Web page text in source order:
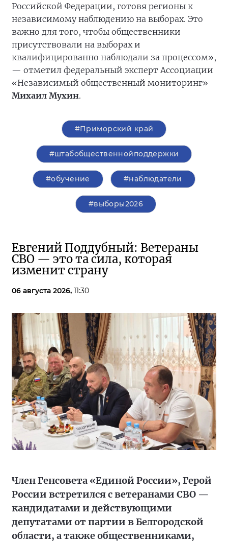
Российской Федерации, готовя регионы к
независимому наблюдению на выборах. Это
важно для того, чтобы общественники
присутствовали на выборах и
квалифицированно наблюдали за процессом»,
— отметил федеральный эксперт Ассоциации
«Независимый общественный мониторинг»
Михаил Мухин.
#Приморский край
#штабобщественнойподдержки
#обучение #наблюдатели
#выборы2026
Евгений Поддубный: Ветераны
СВО — это та сила, которая
изменит страну
06 августа 2026, 11:30
Член Генсовета «Единой России», Герой
России встретился с ветеранами СВО —
кандидатами и действующими
депутатами от партии в Белгородской
области, а также общественниками,